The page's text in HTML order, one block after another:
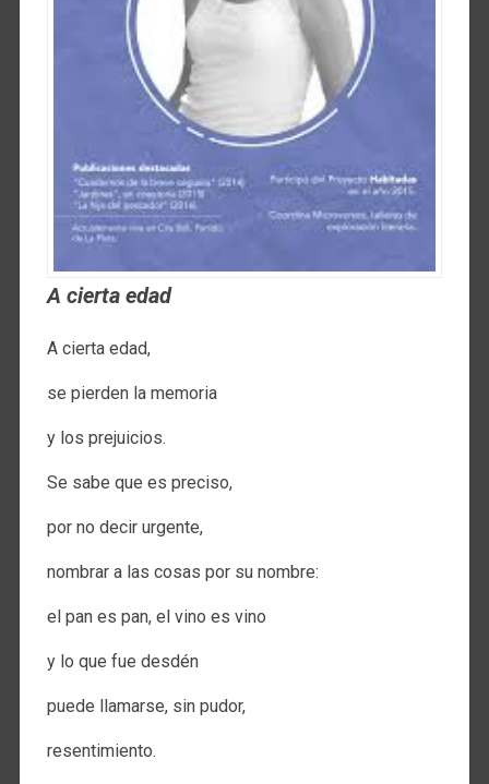
A cierta edad
A cierta edad,
se pierden la memoria
y los prejuicios.
Se sabe que es preciso,
por no decir urgente,
nombrar a las cosas por su nombre:
el pan es pan, el vino es vino
y lo que fue desdén
puede llamarse, sin pudor,
resentimiento.